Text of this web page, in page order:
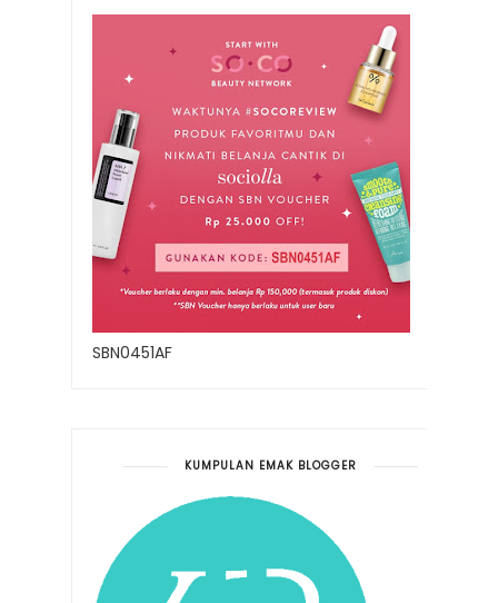
SBN0451AF
KUMPULAN EMAK BLOGGER